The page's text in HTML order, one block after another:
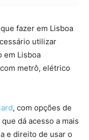
fazer em Lisboa
utilizar
em Lisboa
metrô, elétrico
, com opções de
dá acesso a mais
e direito de usar o